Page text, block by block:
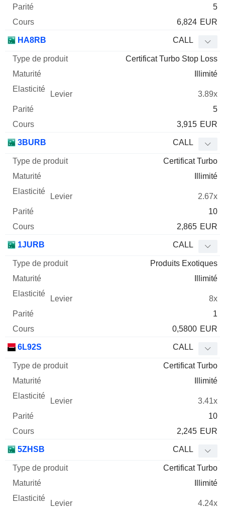
5
6,824 EUR
HA8RB CALL
Certificat Turbo Stop Loss
Illimité
3.89x
5
3,915 EUR
3BURB CALL
Certificat Turbo
Illimité
2.67x
10
2,865 EUR
1JURB CALL
Produits Exotiques
Illimité
8x
1
0,5800 EUR
6L92S CALL
Certificat Turbo
Illimité
3.41x
10
2,245 EUR
5ZHSB CALL
Certificat Turbo
Illimité
4.24x